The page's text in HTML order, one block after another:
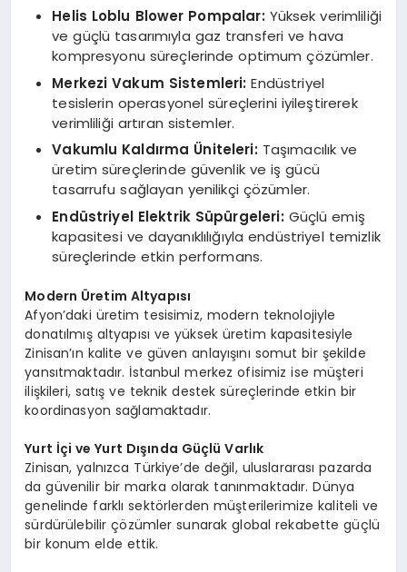
Helis Loblu Blower Pompalar: Yüksek verimliliği
ve güçlü tasarımıyla gaz transferi ve hava
kompresyonu süreçlerinde optimum çözümler.
Merkezi Vakum Sistemleri: Endüstriyel
tesislerin operasyonel süreçlerini iyileştirerek
verimliliği artıran sistemler.
Vakumlu Kaldırma Üniteleri: Taşımacılık ve
üretim süreçlerinde güvenlik ve iş gücü
tasarrufu sağlayan yenilikçi çözümler.
Endüstriyel Elektrik Süpürgeleri: Güçlü emiş
kapasitesi ve dayanıklılığıyla endüstriyel temizlik
süreçlerinde etkin performans.
Modern Üretim Altyapısı
Afyon’daki üretim tesisimiz, modern teknolojiyle
donatılmış altyapısı ve yüksek üretim kapasitesiyle
Zinisan’ın kalite ve güven anlayışını somut bir şekilde
yansıtmaktadır. İstanbul merkez ofisimiz ise müşteri
ilişkileri, satış ve teknik destek süreçlerinde etkin bir
koordinasyon sağlamaktadır.
Yurt İçi ve Yurt Dışında Güçlü Varlık
Zinisan, yalnızca Türkiye’de değil, uluslararası pazarda
da güvenilir bir marka olarak tanınmaktadır. Dünya
genelinde farklı sektörlerden müşterilerimize kaliteli ve
sürdürülebilir çözümler sunarak global rekabette güçlü
bir konum elde ettik.